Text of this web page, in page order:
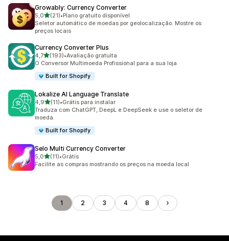
Growably: Currency Converter
5,0de 5 estrelas
(21)
21 avaliações ao todo
•Plano gratuito disponível
Seletor automático de moedas por geolocalização. Mostre os
preços locais
Currency Converter Plus
4,7de 5 estrelas
(193)
193 avaliações ao todo
•Avaliação gratuita
O Conversor Multimoeda Profissional para a sua loja
Built for Shopify
Lokalize AI Language Translate
4,9de 5 estrelas
(11)
11 avaliações ao todo
•Grátis para instalar
Traduza com ChatGPT, DeepL e DeepSeek e use o seletor de
moeda.
Built for Shopify
Selo Multi Currency Converter
5,0de 5 estrelas
(11)
11 avaliações ao todo
•Grátis
Facilite as compras mostrando os preços na moeda local
1 2 3 4 8